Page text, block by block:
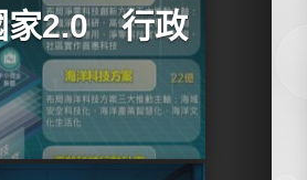
家2.0 行政